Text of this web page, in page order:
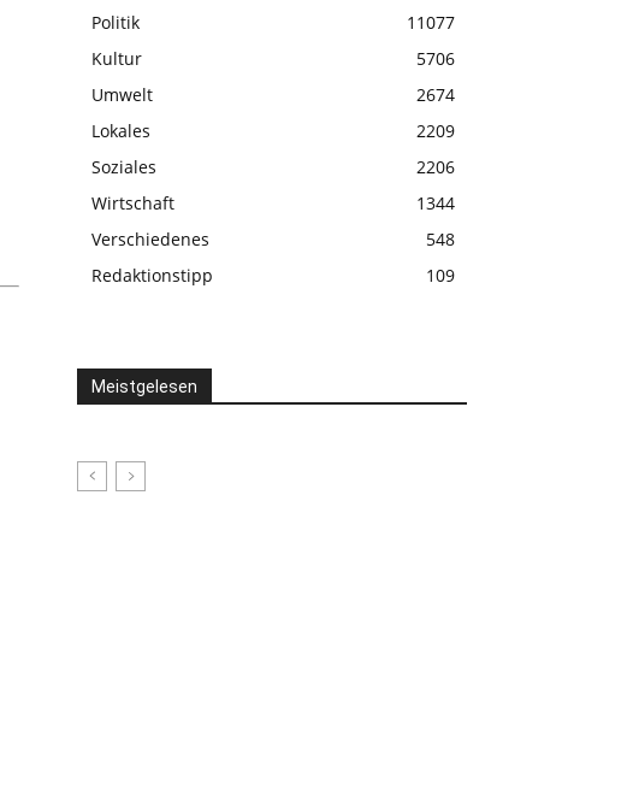
Politik
11077
Kultur
5706
Umwelt
2674
Lokales
2209
Soziales
2206
Wirtschaft
1344
Verschiedenes
548
Redaktionstipp
109
Meistgelesen